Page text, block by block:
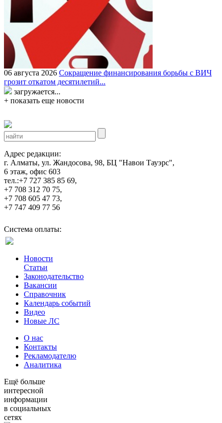
06 августа 2026 Сокращение финансирования борьбы с ВИЧ
грозит откатом десятилетий...
загружается...
+ показать еще новости
Адрес редакции:
г. Алматы, ул. Жандосова, 98, БЦ "Навои Тауэрс",
6 этаж, офис 603
тел.:+7 727 385 85 69,
+7 708 312 70 75,
+7 708 605 47 73,
+7 747 409 77 56
Система оплаты:
Новости
Статьи
Законодательство
Вакансии
Справочник
Календарь событий
Видео
Новые ЛС
О нас
Контакты
Рекламодателю
Аналитика
Ещё больше
интересной
информации
в социальных
сетях